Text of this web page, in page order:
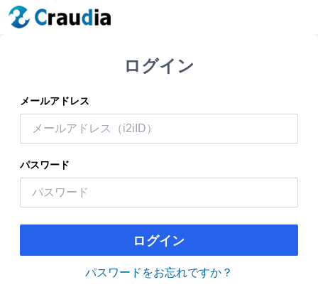
ログイン
メールアドレス
パスワード
ログイン
パスワードをお忘れですか？